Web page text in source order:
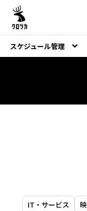
スケジュール管理
IT・サービス